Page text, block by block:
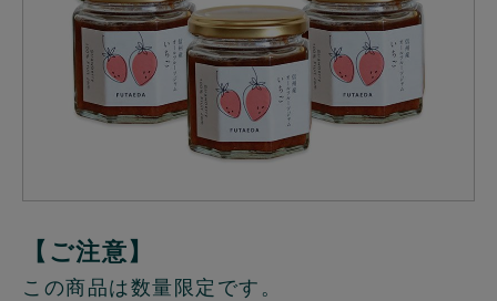
【ご注意】
この商品は数量限定です。